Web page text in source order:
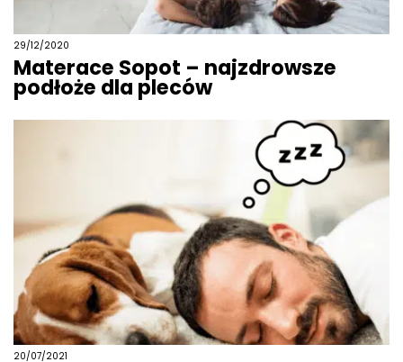
29/12/2020
Materace Sopot – najzdrowsze
podłoże dla pleców
20/07/2021